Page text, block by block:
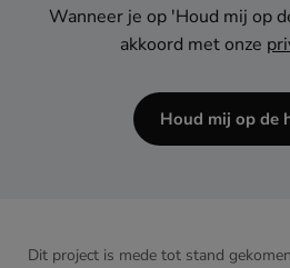
Verhalen van de
Bij Wolves staat niemand alleen
Wanneer je op 'Houd mij op
akkoord met onze
Houd mij op de
Dit project is mede tot stand